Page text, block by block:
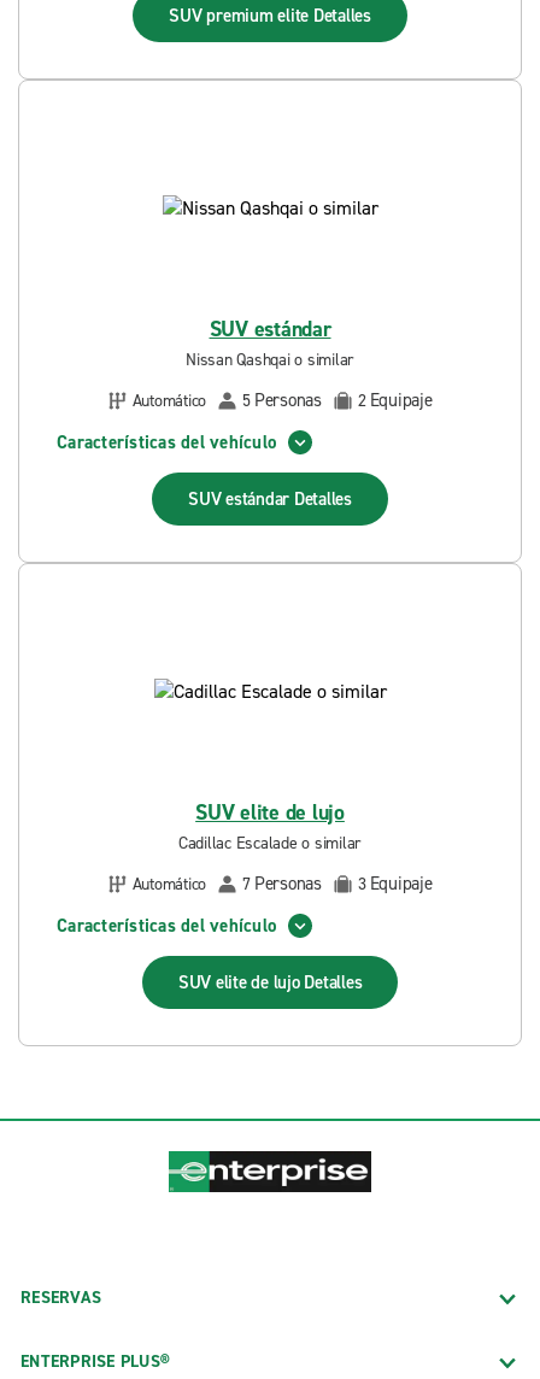
SUV premium elite Detalles
SUV estándar
Nissan Qashqai o similar
Automático
5 Personas 2 Equipaje
Características del vehículo
SUV estándar Detalles
SUV elite de lujo
Cadillac Escalade o similar
Automático
7 Personas 3 Equipaje
Características del vehículo
SUV elite de lujo Detalles
RESERVAS
ENTERPRISE PLUS®